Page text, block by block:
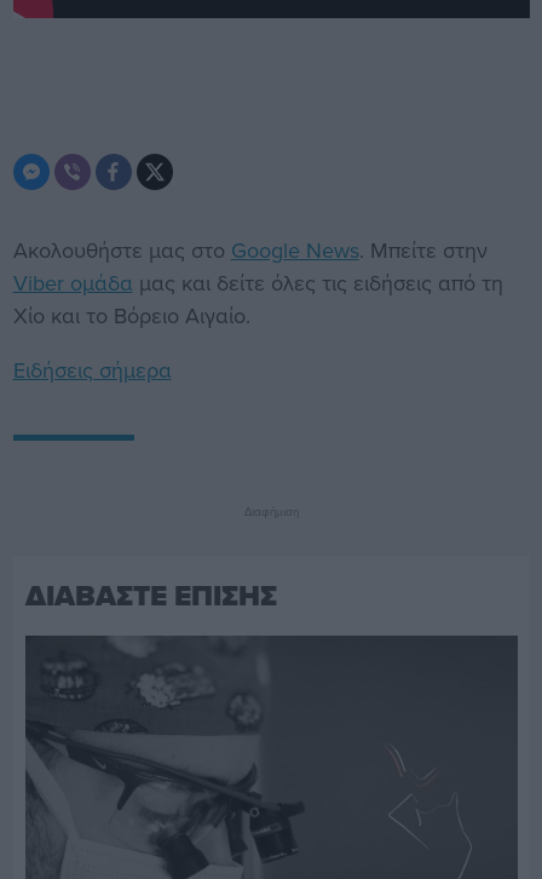
Ακολουθήστε μας στο Google News. Μπείτε στην
Viber ομάδα μας και δείτε όλες τις ειδήσεις από τη
Χίο και το Βόρειο Αιγαίο.
Ειδήσεις σήμερα
Διαφήμιση
ΔΙΑΒΑΣΤΕ ΕΠΙΣΗΣ